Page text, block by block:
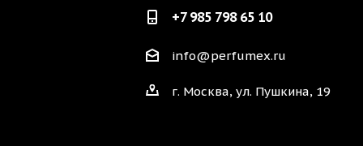
+7 985 798 65 10
info@perfumex.ru
г. Москва, ул. Пушкина, 19